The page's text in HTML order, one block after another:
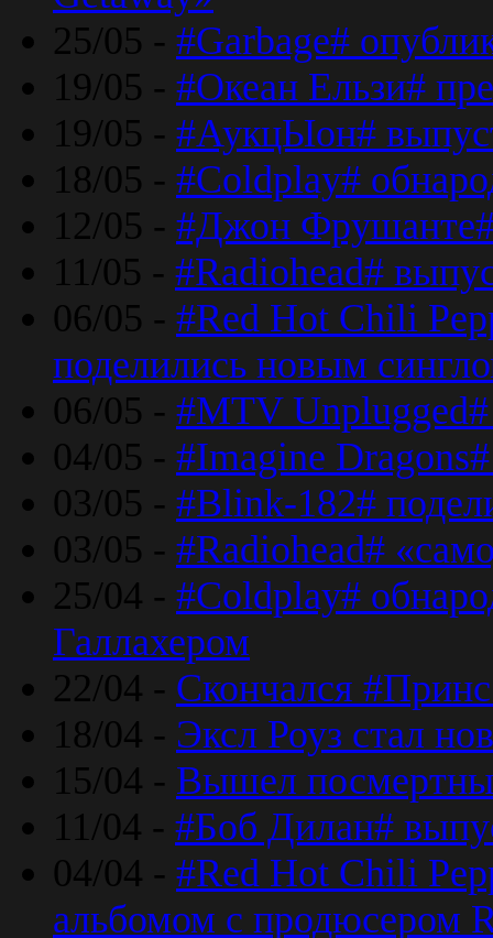
25/05 - #Garbage#
19/05 - #Океан Ельзи#
19/05 - #АукцЫон#
18/05 - #Coldplay#
12/05 - #Джон
11/05 - #Radiohead#
06/05 - #Red Hot Chili
поделились новым
06/05 - #MTV Unplugged#
04/05 - #Imagine
03/05 - #Blink-182#
03/05 - #Radiohead#
25/04 - #Coldplay#
Галлахером
22/04 - Скончался
18/04 - Эксл Роуз стал
15/04 - Вышел
11/04 - #Боб Дилан#
04/04 - #Red Hot Chili
альбомом с продюсером